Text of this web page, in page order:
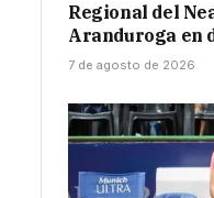
Regional del
Aranduroga en
7 de agosto de 2026